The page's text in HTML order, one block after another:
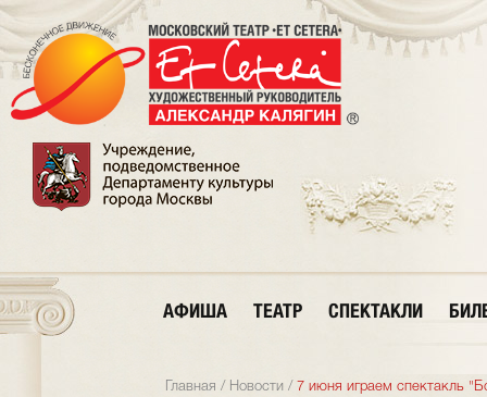
АФИША ТЕАТР СПЕКТАКЛИ
Главная / Новости / 7 июня играем спектакль